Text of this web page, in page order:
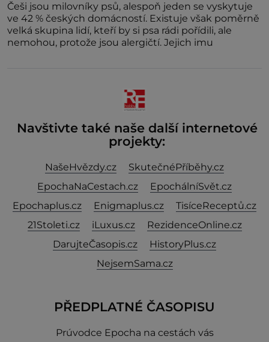
Češi jsou milovníky psů, alespoň jeden se vyskytuje
ve 42 % českých domácností. Existuje však poměrně
velká skupina lidí, kteří by si psa rádi pořídili, ale
nemohou, protože jsou alergičtí. Jejich imu
Navštivte také naše další internetové
projekty:
NašeHvězdy.cz
SkutečnéPříběhy.cz
EpochaNaCestach.cz
EpochálníSvět.cz
Epochaplus.cz
Enigmaplus.cz
TisíceReceptů.cz
21Stoleti.cz
iLuxus.cz
RezidenceOnline.cz
DarujteČasopis.cz
HistoryPlus.cz
NejsemSama.cz
PŘEDPLATNÉ ČASOPISU
Prúvodce Epocha na cestách vás